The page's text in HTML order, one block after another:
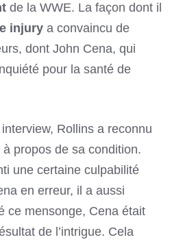
de la WWE. La façon dont il
injury a convaincu de
dont John Cena, qui
pour la santé de
Rollins a reconnu
propos de sa condition.
une certaine culpabilité
en erreur, il a aussi
ce mensonge, Cena était
de l’intrigue. Cela